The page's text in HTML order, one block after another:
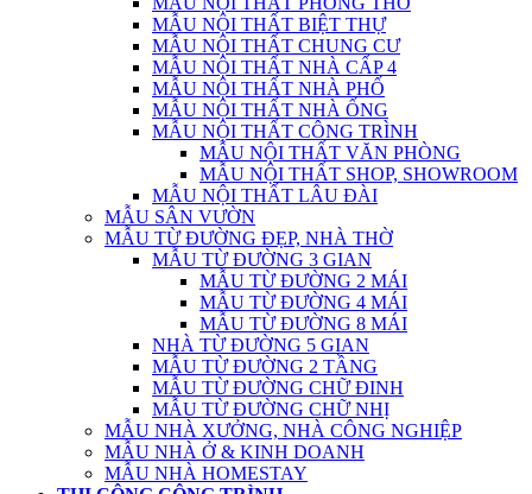
MẪU NỘI THẤT BIỆT THỰ
MẪU NỘI THẤT CHUNG CƯ
MẪU NỘI THẤT NHÀ CẤP 4
MẪU NỘI THẤT NHÀ PHỐ
MẪU NỘI THẤT NHÀ ỐNG
MẪU NỘI THẤT CÔNG TRÌNH
MẪU NỘI THẤT VĂN PHÒNG
MẪU NỘI THẤT SHOP, SHOWROOM
MẪU NỘI THẤT LÂU ĐÀI
MẪU SÂN VƯỜN
MẪU TỪ ĐƯỜNG ĐẸP, NHÀ THỜ
MẪU TỪ ĐƯỜNG 3 GIAN
MẪU TỪ ĐƯỜNG 2 MÁI
MẪU TỪ ĐƯỜNG 4 MÁI
MẪU TỪ ĐƯỜNG 8 MÁI
NHÀ TỪ ĐƯỜNG 5 GIAN
MẪU TỪ ĐƯỜNG 2 TẦNG
MẪU TỪ ĐƯỜNG CHỮ ĐINH
MẪU TỪ ĐƯỜNG CHỮ NHỊ
MẪU NHÀ XƯỞNG, NHÀ CÔNG NGHIỆP
MẪU NHÀ Ở & KINH DOANH
MẪU NHÀ HOMESTAY